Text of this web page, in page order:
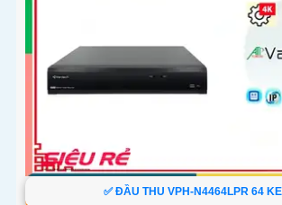
✅ ĐẦU THU VPH-N4464LPR 64